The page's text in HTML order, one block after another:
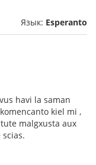
Язык: Esperanto
havi la saman
kiel mi ,
malgxusta aux